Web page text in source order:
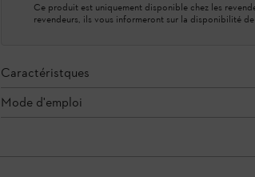
Ce produit est uniquement disponible chez les
revendeurs, ils vous informeront sur la disponibilité
Caractéristques
Mode d'emploi